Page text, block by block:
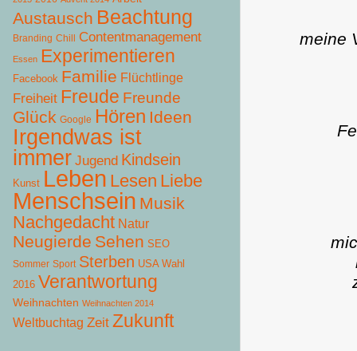
meine
Austausch Beachtung
Branding Chill Contentmanagement
Essen Experimentieren
Facebook Familie Flüchtlinge
Freiheit Freude Freunde
Glück Google Hören Ideen
Irgendwas ist
immer Jugend Kindsein
Kunst Leben Lesen Liebe
Menschsein Musik
Nachgedacht Natur
Neugierde Sehen SEO
Sommer Sport Sterben USA Wahl
2016 Verantwortung
Weihnachten Weihnachten 2014
Weltbuchtag Zeit Zukunft